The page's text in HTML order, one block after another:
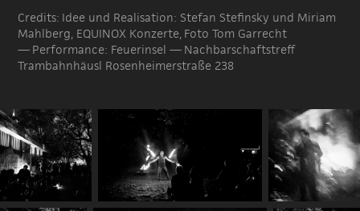
Credits: Idee und Realisation: Stefan Stefinsky und Miriam
Mahlberg, EQUINOX Konzerte, Foto Tom Garrecht
— Performance: Feuerinsel — Nachbarschaftstreff
Trambahnhäusl Rosenheimerstraße 238